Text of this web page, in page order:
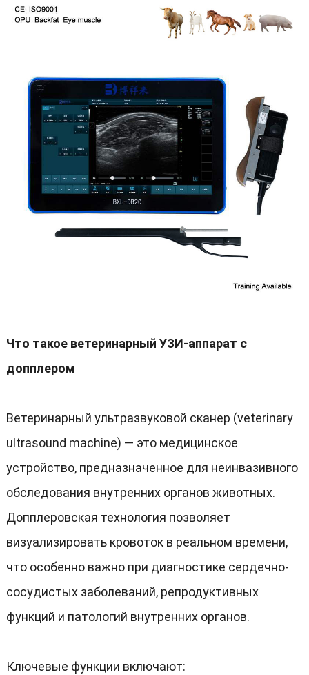
Что такое ветеринарный УЗИ-аппарат с
допплером
Ветеринарный ультразвуковой сканер (veterinary
ultrasound machine) — это медицинское
устройство, предназначенное для неинвазивного
обследования внутренних органов животных.
Допплеровская технология позволяет
визуализировать кровоток в реальном времени,
что особенно важно при диагностике сердечно-
сосудистых заболеваний, репродуктивных
функций и патологий внутренних органов.
Ключевые функции включают: